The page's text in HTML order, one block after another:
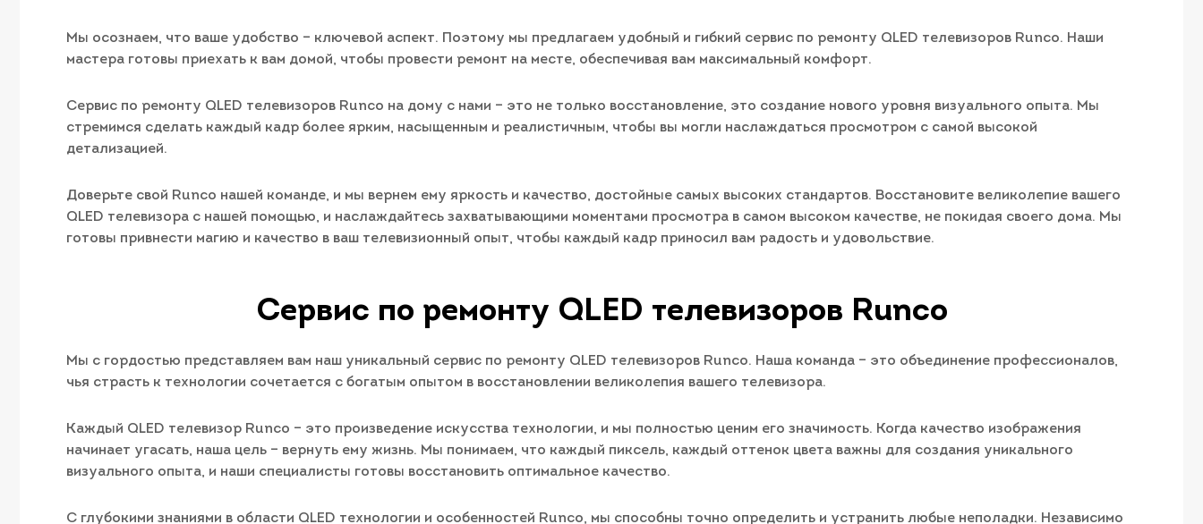
Мы осознаем, что ваше удобство – ключевой аспект. Поэтому мы предлагаем удобный и гибкий сервис по ремонту QLED телевизоров Runco. Наши
мастера готовы приехать к вам домой, чтобы провести ремонт на месте, обеспечивая вам максимальный комфорт.
Сервис по ремонту QLED телевизоров Runco на дому с нами – это не только восстановление, это создание нового уровня визуального опыта. Мы
стремимся сделать каждый кадр более ярким, насыщенным и реалистичным, чтобы вы могли наслаждаться просмотром с самой высокой
детализацией.
Доверьте свой Runco нашей команде, и мы вернем ему яркость и качество, достойные самых высоких стандартов. Восстановите великолепие вашего
QLED телевизора с нашей помощью, и наслаждайтесь захватывающими моментами просмотра в самом высоком качестве, не покидая своего дома. Мы
готовы привнести магию и качество в ваш телевизионный опыт, чтобы каждый кадр приносил вам радость и удовольствие.
Сервис по ремонту QLED телевизоров Runco
Мы с гордостью представляем вам наш уникальный сервис по ремонту QLED телевизоров Runco. Наша команда – это объединение профессионалов,
чья страсть к технологии сочетается с богатым опытом в восстановлении великолепия вашего телевизора.
Каждый QLED телевизор Runco – это произведение искусства технологии, и мы полностью ценим его значимость. Когда качество изображения
начинает угасать, наша цель – вернуть ему жизнь. Мы понимаем, что каждый пиксель, каждый оттенок цвета важны для создания уникального
визуального опыта, и наши специалисты готовы восстановить оптимальное качество.
С глубокими знаниями в области QLED технологии и особенностей Runco, мы способны точно определить и устранить любые неполадки. Независимо